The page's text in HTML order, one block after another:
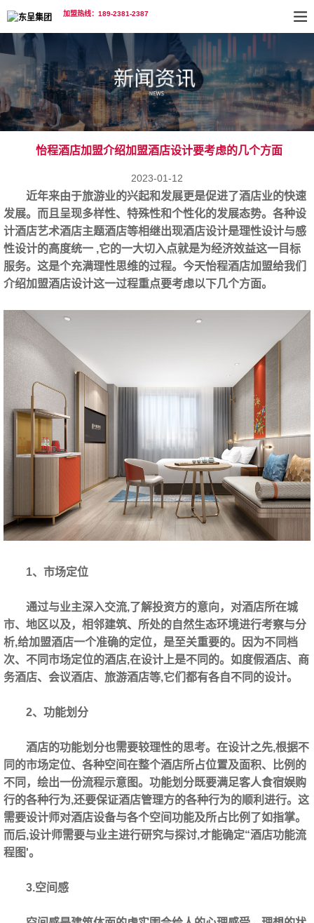
加盟热线：189-2381-2387
怡程酒店加盟介绍加盟酒店‍设计要考虑的几个方面
2023-01-12
近年来由于旅游业的兴起和发展更是促进了酒店业的快速
发展。而且呈现多样性、特殊性和个性化的发展态势。各种设
计酒店艺术酒店主题酒店等相继出现酒店设计是理性设计与感
性设计的高度统一 ,它的一大切入点就是为经济效益这一目标
服务。这是个充满理性思维的过程。今天怡程酒店加盟给我们
介绍加盟酒店‍设计这一过程重点要考虑以下几个方面。
1、市场定位
通过与业主深入交流,了解投资方的意向，对酒店所在城
市、地区以及，相邻建筑、所处的自然生态环境进行考察与分
析,给加盟酒店‍一个准确的定位，是至关重要的。因为不同档
次、不同市场定位的酒店,在设计上是不同的。如度假酒店、商
务酒店、会议酒店、旅游酒店等,它们都有各自不同的设计。
2、功能划分
酒店的功能划分也需要较理性的思考。在设计之先,根据不
同的市场定位、各种空间在整个酒店所占位置及面积、比例的
不同，绘出一份流程示意图。功能划分既要满足客人食宿娱购
行的各种行为,还要保证酒店管理方的各种行为的顺利进行。这
需要设计师对酒店设备与各个空间功能及所占比例了如指掌。
而后,设计师需要与业主进行研究与探讨,才能确定“酒店功能流
程图'。
3.空间感